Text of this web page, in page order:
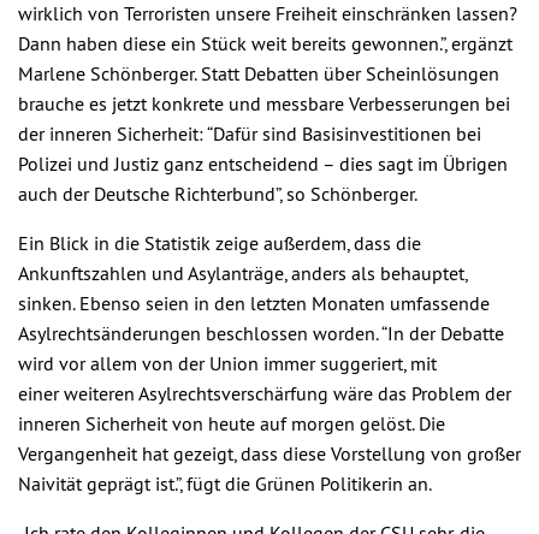
wirklich von Terroristen unsere Freiheit einschränken lassen?
Dann haben diese ein Stück weit bereits gewonnen.”, ergänzt
Marlene Schönberger. Statt Debatten über Scheinlösungen
brauche es jetzt konkrete und messbare Verbesserungen bei
der inneren Sicherheit: “Dafür sind Basisinvestitionen bei
Polizei und Justiz ganz entscheidend – dies sagt im Übrigen
auch der Deutsche Richterbund”, so Schönberger.
Ein Blick in die Statistik zeige außerdem, dass die
Ankunftszahlen und Asylanträge, anders als behauptet,
sinken. Ebenso seien in den letzten Monaten umfassende
Asylrechtsänderungen beschlossen worden. “In der Debatte
wird vor allem von der Union immer suggeriert, mit
einer weiteren Asylrechtsverschärfung wäre das Problem der
inneren Sicherheit von heute auf morgen gelöst. Die
Vergangenheit hat gezeigt, dass diese Vorstellung von großer
Naivität geprägt ist.”, fügt die Grünen Politikerin an.